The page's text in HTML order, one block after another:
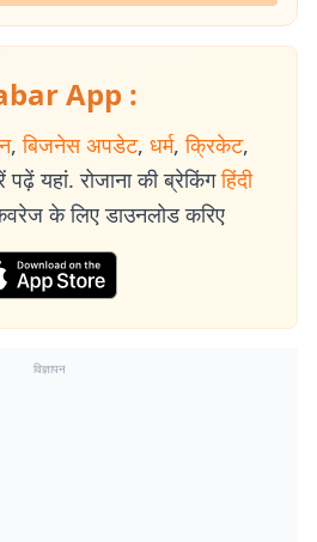
App :
, बिजनेस अपडेट, धर्म, क्रिकेट,
यहां. रोजाना की ब्रेकिंग हिंदी
के लिए डाउनलोड करिए
विज्ञापन